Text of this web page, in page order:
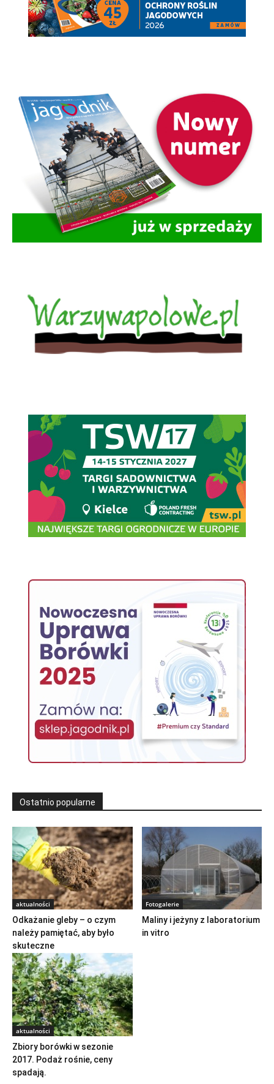
Ostatnio popularne
aktualności
Odkażanie gleby – o czym
należy pamiętać, aby było
skuteczne
Fotogalerie
Maliny i jeżyny z laboratorium
in vitro
aktualności
Zbiory borówki w sezonie
2017. Podaż rośnie, ceny
spadają.